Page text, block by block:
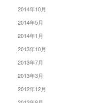
2014年10月
2014年5月
2014年1月
2013年10月
2013年7月
2013年3月
2012年12月